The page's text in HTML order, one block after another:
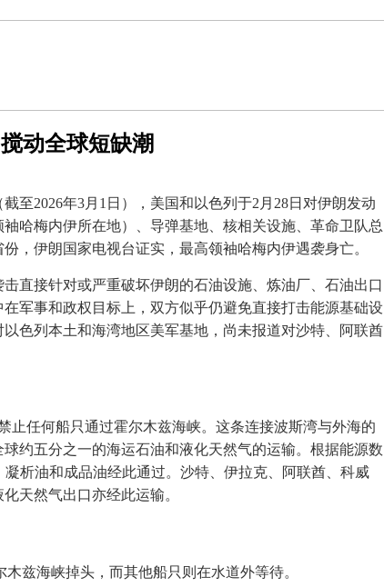
动全球短缺潮
至2026年3月1日），美国和以色列于2月28日对伊朗发动
哈梅内伊所在地）、导弹基地、核相关设施、革命卫队总
，伊朗国家电视台证实，最高领袖哈梅内伊遇袭身亡。
直接针对或严重破坏伊朗的石油设施、炼油厂、石油出口
军事和政权目标上，双方似乎仍避免直接打击能源基础设
色列本土和海湾地区美军基地，尚未报道对沙特、阿联酋
止任何船只通过霍尔木兹海峡。这条连接波斯湾与外海的
约五分之一的海运石油和液化天然气的运输。根据能源数
析油和成品油经此通过。沙特、伊拉克、阿联酋、科威
天然气出口亦经此运输。
木兹海峡掉头，而其他船只则在水道外等待。